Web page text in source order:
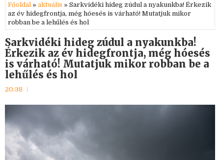
Főoldal » aktuális » Sarkvidéki hideg zúdul a nyakunkba! Érkezik
az év hidegfrontja, még hóesés is várható! Mutatjuk mikor
robban be a lehűlés és hol
Sarkvidéki hideg zúdul a nyakunkba!
Érkezik az év hidegfrontja, még hóesés
is várható! Mutatjuk mikor robban be a
lehűlés és hol
20:38